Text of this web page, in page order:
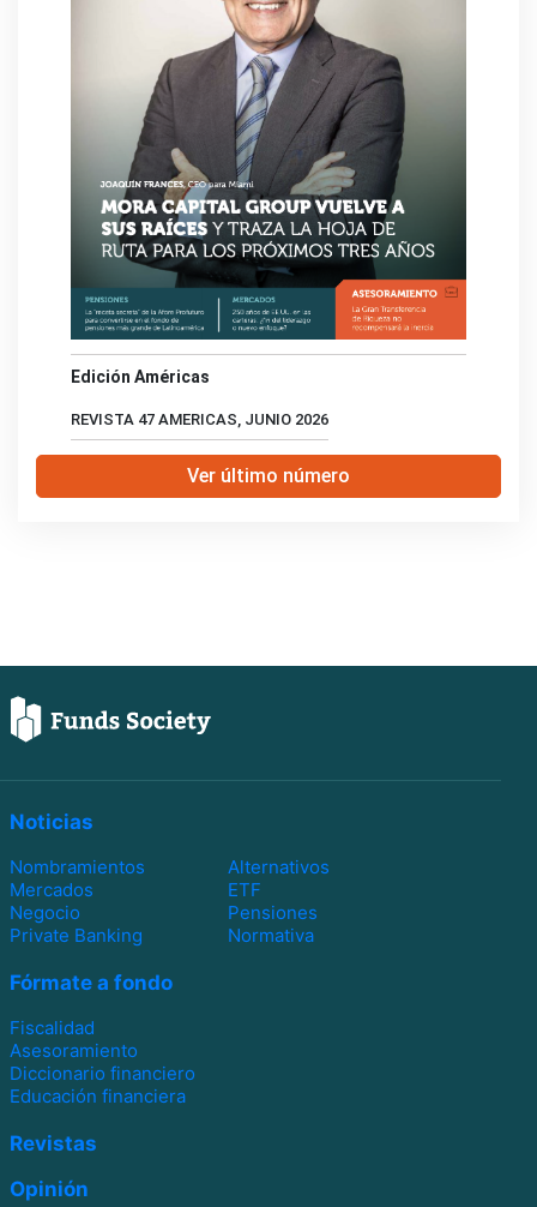
Edición Américas
REVISTA 47 AMERICAS, JUNIO 2026
Ver último número
Noticias
Nombramientos
Alternativos
Mercados
ETF
Negocio
Pensiones
Private Banking
Normativa
Fórmate a fondo
Fiscalidad
Asesoramiento
Diccionario financiero
Educación financiera
Revistas
Opinión